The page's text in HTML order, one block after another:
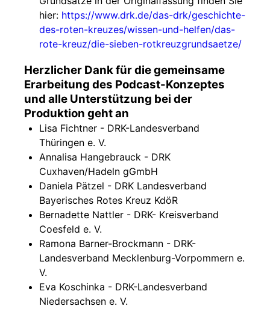
hier: https://www.drk.de/das-drk/geschichte-
des-roten-kreuzes/wissen-und-helfen/das-
rote-kreuz/die-sieben-rotkreuzgrundsaetze/
Herzlicher Dank für die gemeinsame
Erarbeitung des Podcast-Konzeptes
und alle Unterstützung bei der
Produktion geht an
Lisa Fichtner - DRK-Landesverband
Thüringen e. V.
Annalisa Hangebrauck - DRK
Cuxhaven/Hadeln gGmbH
Daniela Pätzel - DRK Landesverband
Bayerisches Rotes Kreuz KdöR
Bernadette Nattler - DRK- Kreisverband
Coesfeld e. V.
Ramona Barner-Brockmann - DRK-
Landesverband Mecklenburg-Vorpommern e.
V.
Eva Koschinka - DRK-Landesverband
Niedersachsen e. V.